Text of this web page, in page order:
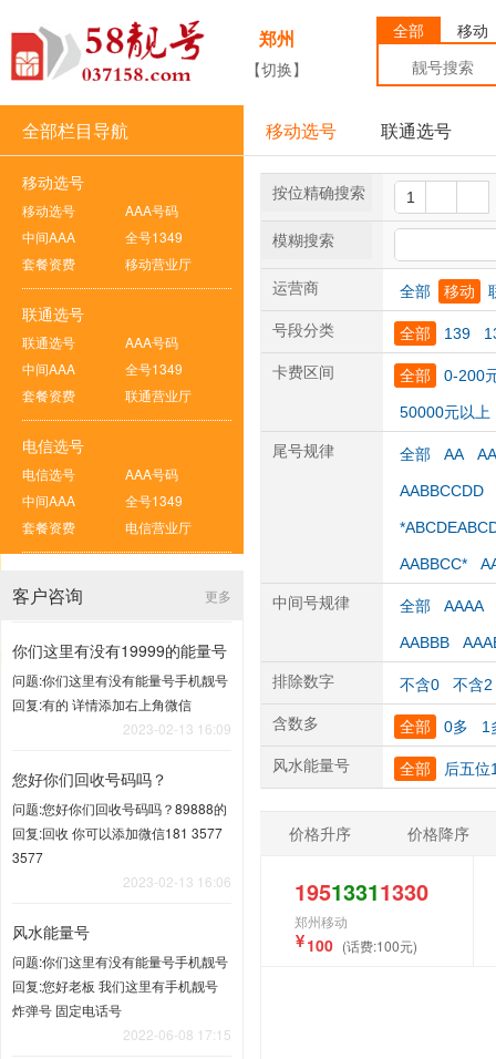
郑州
【切换】
全部 移动
全部栏目导航 移动选号 联通选号
移动选号
移动选号
AAA号码
中间AAA
全号1349
套餐资费
移动营业厅
联通选号
联通选号
AAA号码
中间AAA
全号1349
套餐资费
联通营业厅
电信选号
电信选号
AAA号码
中间AAA
全号1349
套餐资费
电信营业厅
更多
客户咨询
你们这里有没有19999的能量号
问题:你们这里有没有能量号手机靓号
回复:有的 详情添加右上角微信
2023-02-13 16:09
您好你们回收号码吗？
问题:您好你们回收号码吗？89888的
回复:回收 你可以添加微信181 3577
3577
2023-02-13 16:06
风水能量号
问题:你们这里有没有能量号手机靓号
回复:您好老板 我们这里有手机靓号
炸弹号 固定电话号
2022-06-08 17:15
按位精确搜索
模糊搜索
运营商 全部 移动
号段分类 全部 139
卡费区间 全部 0-200
50000元以上
尾号规律 全部 AA
AABBCCDD
AABBCC*
中间号规律 全部 AAAA
AABBB
排除数字 不含0 不含2
含数多 全部 0多 1
风水能量号 全部 后五位
价格升序 价格降序
19513311330
郑州移动
100 (话费:100元)